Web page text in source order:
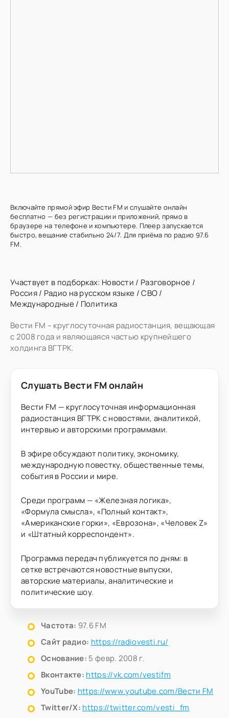
Включайте прямой эфир Вести FM и слушайте онлайн
бесплатно — без регистрации и приложений, прямо в
браузере на телефоне и компьютере. Плеер запускается
быстро, вещание стабильно 24/7. Для приёма по радио 97.6
FM.
Участвует в подборках: Новости / Разговорное /
Россия/ Радио на русском языке /СВО/
Международные/ Политика
Вести FM – круглосуточная радиостанция, вещающая
с 2008 года и являющаяся частью крупнейшего
холдинга ВГТРК.
Слушать Вести FM онлайн
Вести FM — круглосуточная информационная
радиостанция ВГТРК с новостями, аналитикой,
интервью и авторскими программами.
В эфире обсуждают политику, экономику,
международную повестку, общественные темы,
события в России и мире.
Среди программ — «Железная логика»,
«Формула смысла», «Полный контакт»,
«Американские горки», «Еврозона», «Человек Z»
и «Штатный корреспондент».
Программа передач публикуется по дням: в
сетке встречаются новостные выпуски,
авторские материалы, аналитические и
политические шоу.
Частота: 97.6 FM
Сайт радио: https://radiovesti.ru/
Основание: 5 февр. 2008 г.
Вконтакте: https://vk.com/vestifm
YouTube: https://www.youtube.com/Вести FM
Twitter/X: https://twitter.com/vesti_fm